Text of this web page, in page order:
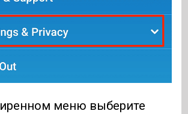
меню выберите